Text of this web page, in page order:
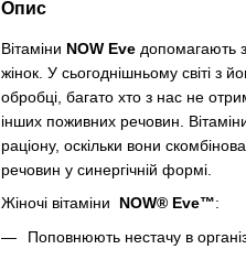
Опис
Вітаміни NOW Eve допомагають
жінок. У сьогоднішньому світі з
обробці, багато хто з нас не
інших поживних речовин.
раціону, оскільки вони
речовин у синергічній формі.
Жіночі вітаміни
NOW® Eve™:
Поповнюють нестачу в